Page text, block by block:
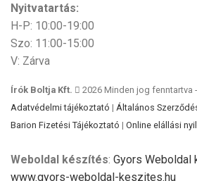
Nyitvatartás:
H-P: 10:00-19:00
Szo: 11:00-15:00
V: Zárva
Írók Boltja Kft.
2026 Minden jog fenntartva
Adatvédelmi tájékoztató | Általános
Barion Fizetési Tájékoztató | Online elállási
Weboldal készítés: Gyors Weboldal
www.gyors-weboldal-keszites.hu